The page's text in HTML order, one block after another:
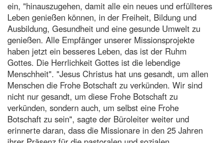
ein, "hinauszugehen, damit alle ein neues und erfüllteres
Leben genießen können, in der Freiheit, Bildung und
Ausbildung, Gesundheit und eine gesunde Umwelt zu
genießen. Alle Empfänger unserer Missionsprojekte
haben jetzt ein besseres Leben, das ist der Ruhm
Gottes. Die Herrlichkeit Gottes ist die lebendige
Menschheit". "Jesus Christus hat uns gesandt, um allen
Menschen die Frohe Botschaft zu verkünden. Wir sind
nicht nur gesandt, um diese Frohe Botschaft zu
verkünden, sondern auch, um selbst eine Frohe
Botschaft zu sein", sagte der Büroleiter weiter und
erinnerte daran, dass die Missionare in den 25 Jahren